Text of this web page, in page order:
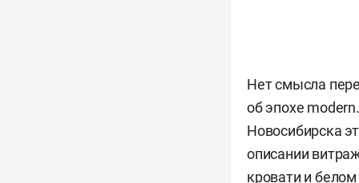
Нет смысла
об эпохе
Новосибирска
описании
кровати и